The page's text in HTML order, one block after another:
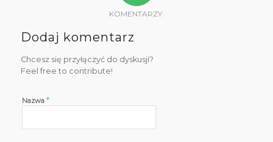
KOMENTARZY:
Dodaj komentarz
Chcesz się przyłączyć do dyskusji?
Feel free to contribute!
Nazwa *